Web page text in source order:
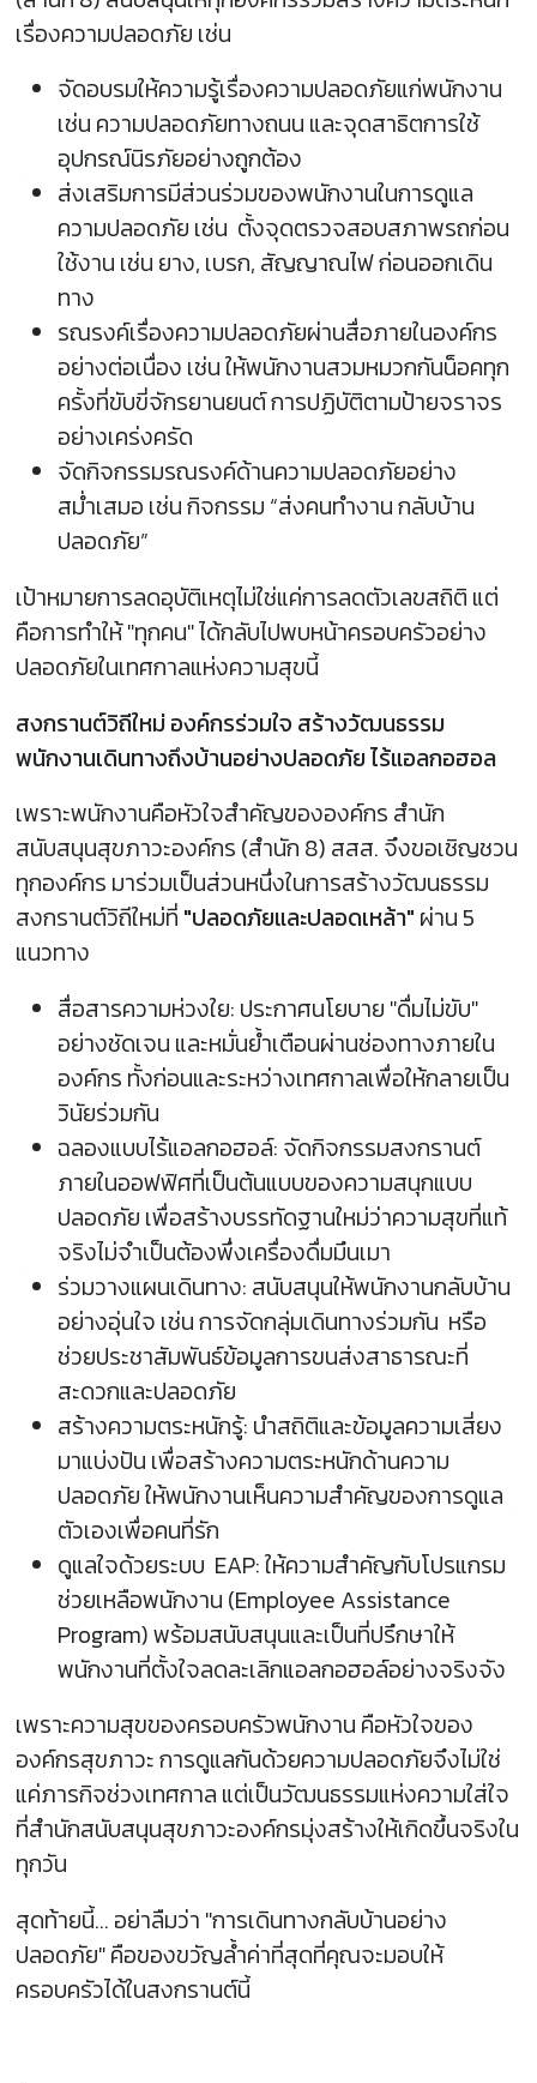
เรื่องความปลอดภัย เช่น
จัดอบรมให้ความรู้เรื่องความปลอดภัยแก่พนักงาน
เช่น ความปลอดภัยทางถนน และจุดสาธิตการใช้
อุปกรณ์นิรภัยอย่างถูกต้อง
ส่งเสริมการมีส่วนร่วมของพนักงานในการดูแล
ความปลอดภัย เช่น ตั้งจุดตรวจสอบสภาพรถก่อน
ใช้งาน เช่น ยาง, เบรก, สัญญาณไฟ ก่อนออกเดิน
ทาง
รณรงค์เรื่องความปลอดภัยผ่านสื่อภายในองค์กร
อย่างต่อเนื่อง เช่น ให้พนักงานสวมหมวกกันน็อคทุก
ครั้งที่ขับขี่จักรยานยนต์ การปฏิบัติตามป้ายจราจร
อย่างเคร่งครัด
จัดกิจกรรมรณรงค์ด้านความปลอดภัยอย่าง
สม่ำเสมอ เช่น กิจกรรม “ส่งคนทำงาน กลับบ้าน
ปลอดภัย”
เป้าหมายการลดอุบัติเหตุไม่ใช่แค่การลดตัวเลขสถิติ แต่
คือการทำให้ "ทุกคน" ได้กลับไปพบหน้าครอบครัวอย่าง
ปลอดภัยในเทศกาลแห่งความสุขนี้
สงกรานต์วิถีใหม่ องค์กรร่วมใจ สร้างวัฒนธรรม
พนักงานเดินทางถึงบ้านอย่างปลอดภัย ไร้แอลกอฮอล
เพราะพนักงานคือหัวใจสำคัญขององค์กร สำนัก
สนับสนุนสุขภาวะองค์กร (สำนัก 8) สสส. จึงขอเชิญชวน
ทุกองค์กร มาร่วมเป็นส่วนหนึ่งในการสร้างวัฒนธรรม
สงกรานต์วิถีใหม่ที่ "ปลอดภัยและปลอดเหล้า" ผ่าน 5
แนวทาง
สื่อสารความห่วงใย: ประกาศนโยบาย "ดื่มไม่ขับ"
อย่างชัดเจน และหมั่นย้ำเตือนผ่านช่องทางภายใน
องค์กร ทั้งก่อนและระหว่างเทศกาลเพื่อให้กลายเป็น
วินัยร่วมกัน
ฉลองแบบไร้แอลกอฮอล์: จัดกิจกรรมสงกรานต์
ภายในออฟฟิศที่เป็นต้นแบบของความสนุกแบบ
ปลอดภัย เพื่อสร้างบรรทัดฐานใหม่ว่าความสุขที่แท้
จริงไม่จำเป็นต้องพึ่งเครื่องดื่มมึนเมา
ร่วมวางแผนเดินทาง: สนับสนุนให้พนักงานกลับบ้าน
อย่างอุ่นใจ เช่น การจัดกลุ่มเดินทางร่วมกัน หรือ
ช่วยประชาสัมพันธ์ข้อมูลการขนส่งสาธารณะที่
สะดวกและปลอดภัย
สร้างความตระหนักรู้: นำสถิติและข้อมูลความเสี่ยง
มาแบ่งปัน เพื่อสร้างความตระหนักด้านความ
ปลอดภัย ให้พนักงานเห็นความสำคัญของการดูแล
ตัวเองเพื่อคนที่รัก
ดูแลใจด้วยระบบ EAP: ให้ความสำคัญกับโปรแกรม
ช่วยเหลือพนักงาน (Employee Assistance
Program) พร้อมสนับสนุนและเป็นที่ปรึกษาให้
พนักงานที่ตั้งใจลดละเลิกแอลกอฮอล์อย่างจริงจัง
เพราะความสุขของครอบครัวพนักงาน คือหัวใจของ
องค์กรสุขภาวะ การดูแลกันด้วยความปลอดภัยจึงไม่ใช่
แค่ภารกิจช่วงเทศกาล แต่เป็นวัฒนธรรมแห่งความใส่ใจ
ที่สำนักสนับสนุนสุขภาวะองค์กรมุ่งสร้างให้เกิดขึ้นจริงใน
ทุกวัน
สุดท้ายนี้... อย่าลืมว่า "การเดินทางกลับบ้านอย่าง
ปลอดภัย" คือของขวัญล้ำค่าที่สุดที่คุณจะมอบให้
ครอบครัวได้ในสงกรานต์นี้